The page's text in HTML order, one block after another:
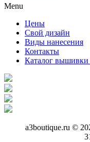
Menu
Цены
Свой дизайн
Виды нанесения
Контакты
Каталог вышивки
a3boutique.ru ©